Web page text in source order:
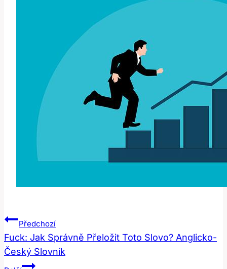
Navigace
Pro
Příspěvek
Předchozí
Fuck: Jak Správně Přeložit Toto Slovo? Anglicko-
Český Slovník